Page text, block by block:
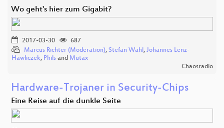
Wo geht's hier zum Gigabit?
2017-03-30
687
Marcus Richter (Moderation), Stefan Wahl, Johannes Lenz-
Hawliczek, Phils and Mutax
Chaosradio
Hardware-Trojaner in Security-Chips
Eine Reise auf die dunkle Seite